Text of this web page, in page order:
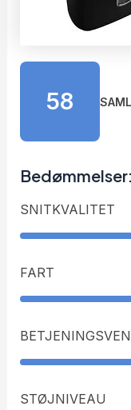
58
Bedømmelser:
SNITKVALITET
FART
STØJNIVEAU